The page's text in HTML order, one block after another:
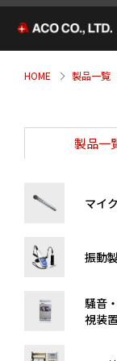
HOME 製品一覧
製品一
マイ
振動
騒音
視装